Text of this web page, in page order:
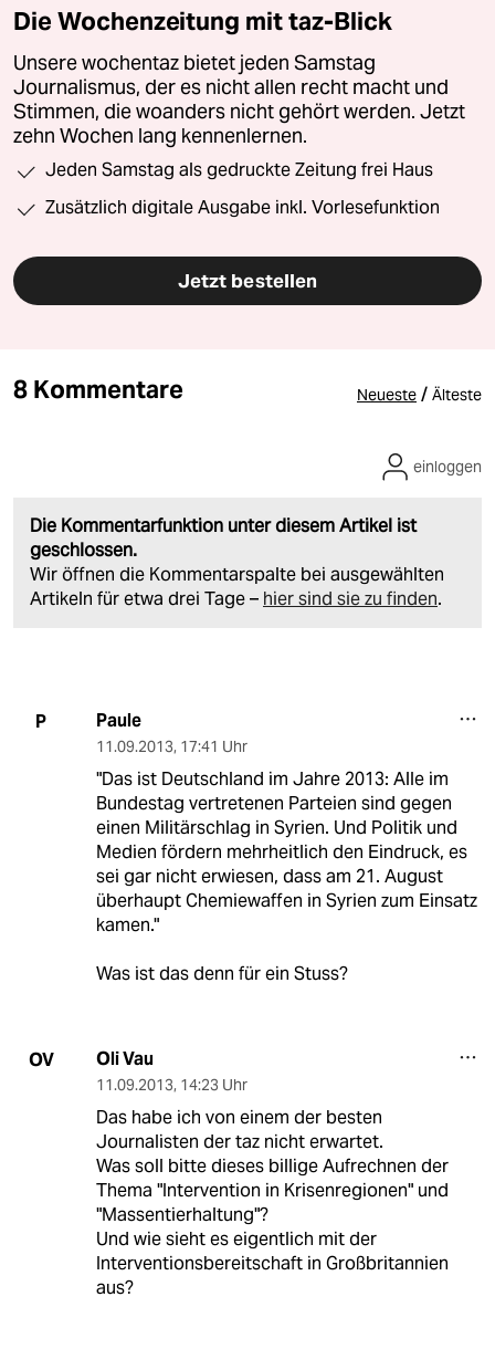
Die Wochenzeitung mit taz-Blick
Unsere wochentaz bietet jeden Samstag
Journalismus, der es nicht allen recht macht und
Stimmen, die woanders nicht gehört werden. Jetzt
zehn Wochen lang kennenlernen.
Jeden Samstag als gedruckte Zeitung frei Haus
Zusätzlich digitale Ausgabe inkl. Vorlesefunktion
Jetzt bestellen
8 Kommentare Neueste / Älteste
Die Kommentarfunktion unter diesem Artikel ist
geschlossen.
Wir öffnen die Kommentarspalte bei ausgewählten
Artikeln für etwa drei Tage – hier sind sie zu finden.
einloggen
P Paule
11.09.2013, 17:41 Uhr
"Das ist Deutschland im Jahre 2013: Alle im
Bundestag vertretenen Parteien sind gegen
einen Militärschlag in Syrien. Und Politik und
Medien fördern mehrheitlich den Eindruck, es
sei gar nicht erwiesen, dass am 21. August
überhaupt Chemiewaffen in Syrien zum Einsatz
kamen."
Was ist das denn für ein Stuss?
OV Oli Vau
11.09.2013, 14:23 Uhr
Das habe ich von einem der besten
Journalisten der taz nicht erwartet.
Was soll bitte dieses billige Aufrechnen der
Thema "Intervention in Krisenregionen" und
"Massentierhaltung"?
Und wie sieht es eigentlich mit der
Interventionsbereitschaft in Großbritannien
aus?